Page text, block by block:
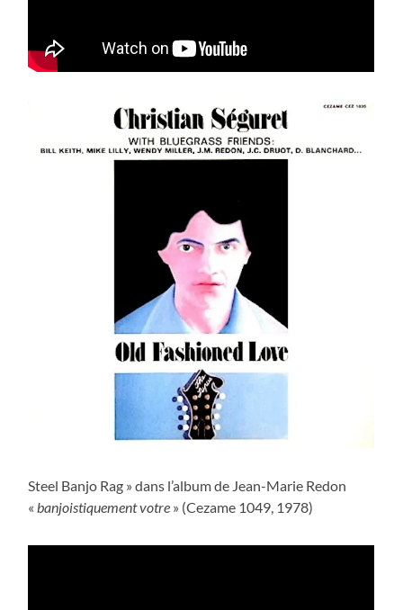
Steel Banjo Rag » dans l’album de Jean-Marie Redon
«banjoistiquement votre » (Cezame 1049, 1978)